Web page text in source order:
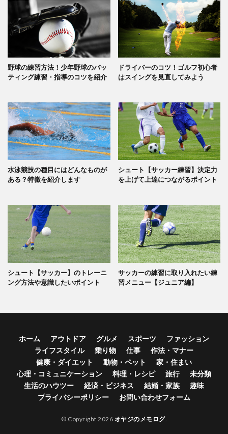
野球の練習方法！少年野球のバッ
ティング練習・指導のコツを紹介
ドライバーのコツ！ゴルフ初心者
はスイングを見直してみよう
水泳競技の種目にはどんなものが
ある？特徴を紹介します
シュート【サッカー練習】決定力
を上げて上達につながるポイント
シュート【サッカー】のトレーニ
ング方法や意識したいポイント
サッカーの練習に取り入れたい練
習メニュー【ジュニア編】
ホーム アウトドア グルメ スポーツ
ファッション
ライフスタイル
乗り物 仕事
作法・マナー
健康・ダイエット
動物・ペット
家・住まい
心理・コミュニケーション
料理・レシピ 旅行
未分類
生活のハウツー
経済・ビジネス 結婚・家族
趣味
プライバシーポリシー
お問い合わせフォーム
© Copyright 2026 オヤジのメモログ.